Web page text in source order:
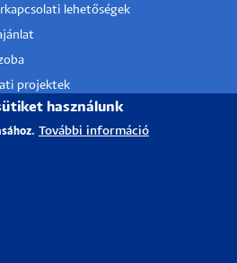
lehetőségek
projektek
használunk
További információ